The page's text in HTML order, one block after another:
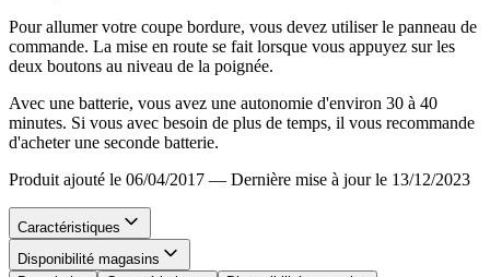
Pour allumer votre coupe bordure, vous devez utiliser le panneau de
commande. La mise en route se fait lorsque vous appuyez sur les
deux boutons au niveau de la poignée.
Avec une batterie, vous avez une autonomie d'environ 30 à 40
minutes. Si vous avec besoin de plus de temps, il vous recommande
d'acheter une seconde batterie.
Produit ajouté le 06/04/2017 — Dernière mise à jour le 13/12/2023
Caractéristiques
Disponibilité magasins